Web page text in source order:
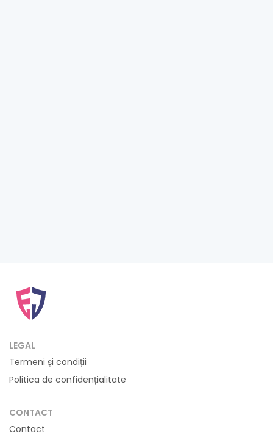
LEGAL
Termeni și condiții
Politica de confidențialitate
CONTACT
Contact